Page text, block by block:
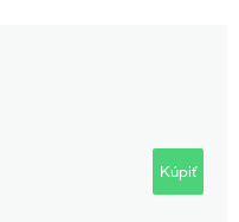
Kúpiť